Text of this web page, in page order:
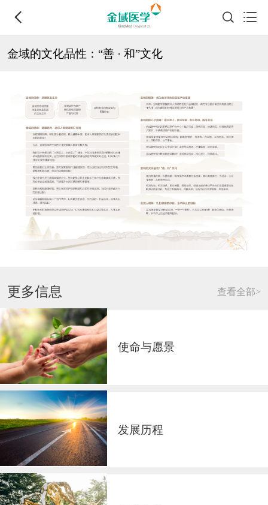
金域的文化品性：“善 · 和”文化
更多信息 查看全部>
使命与愿景
发展历程